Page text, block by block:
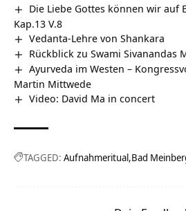
Die Liebe Gottes können wir auf
Kap.13 V.8
Vedanta-Lehre von Shankara
Rückblick zu Swami Sivanandas
Ayurveda im Westen –
Martin Mittwede
Video: David Ma in concert
TAGGED: Aufnahmeritual Bad